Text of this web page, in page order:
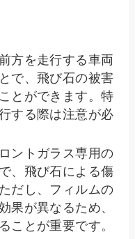
方を走行する車両
で、飛び石の被害
とができます。特
する際は注意が必
ントガラス専用の
、飛び石による傷
だし、フィルムの
果が異なるため、
ことが重要です。